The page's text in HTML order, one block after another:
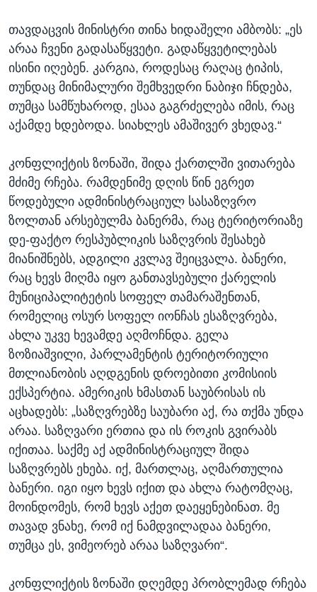
თავდაცვის მინისტრი თინა ხიდაშელი ამბობს: „ეს
არაა ჩვენი გადასაწყვეტი. გადაწყვეტილებას
ისინი იღებენ. კარგია, როდესაც რაღაც ტიპის,
თუნდაც მინიმალური შემხვედრი ნაბიჯი ჩნდება,
თუმცა სამწუხაროდ, ესაა გაგრძელება იმის, რაც
აქამდე ხდებოდა. სიახლეს ამაშივერ ვხედავ.“
კონფლიქტის ზონაში, შიდა ქართლში ვითარება
მძიმე რჩება. რამდენიმე დღის წინ ეგრეთ
წოდებული ადმინისტრაციულ სასაზღვრო
ზოლთან არსებულმა ბანერმა, რაც ტერიტორიაზე
დე-ფაქტო რესპუბლიკის საზღვრის შესახებ
მიანიშნებს, ადგილი კვლავ შეიცვალა. ბანერი,
რაც ხევს მიღმა იყო განთავსებული ქარელის
მუნიციპალიტეტის სოფელ თამარაშენთან,
რომელიც ოსურ სოფელ იონჩას ესაზღვრება,
ახლა უკვე ხევამდე აღმოჩნდა. გელა
ზოზიაშვილი, პარლამენტის ტერიტორიული
მთლიანობის აღდგენის დროებითი კომისიის
ექსპერტია. ამერიკის ხმასთან საუბრისას ის
აცხადებს: „საზღვრებზე საუბარი აქ, რა თქმა უნდა
არაა. საზღვარი ერთია და ის როკის გვირაბს
იქითაა. საქმე აქ ადმინისტრაციულ შიდა
საზღვრებს ეხება. იქ, მართლაც, აღმართულია
ბანერი. იგი იყო ხევს იქით და ახლა რატომღაც,
მოინდომეს, რომ ხევს აქეთ დაეყენებინათ. მე
თავად ვნახე, რომ იქ ნამდვილადაა ბანერი,
თუმცა ეს, ვიმეორებ არაა საზღვარი“.
კონფლიქტის ზონაში დღემდე პრობლემად რჩება